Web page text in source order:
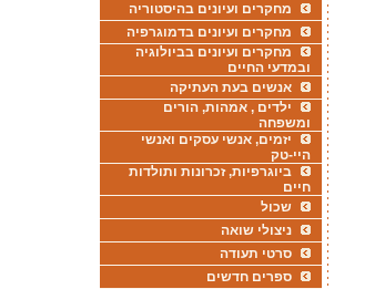
מחקרים ועיונים בהיסטוריה
מחקרים ועיונים בדמוגרפיה
מחקרים ועיונים בביולוגיה
ובמדעי החיים
אנשים בעת העתיקה
ילדים , אמהות, הורים
ומשפחה
יזמים, אנשי עסקים ואנשי
היי-טק
ביוגרפיות, זכרונות ותולדות
חיים
שכול
ניצולי שואה
סרטי תעודה
ספרים חדשים